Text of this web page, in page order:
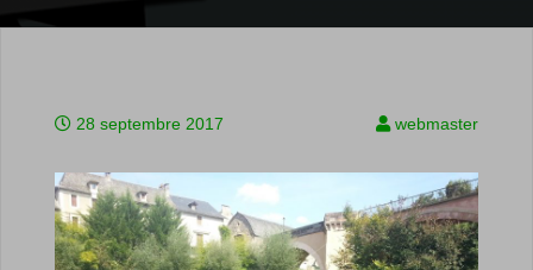
28 septembre 2017 webmaster